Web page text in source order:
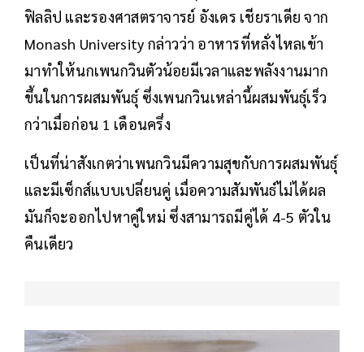
ฟิลลิป และรองศาสตราจารย์ อังเดร เชียราเดีย จาก
Monash University กล่าวว่า อาหารที่หลั่งไหลเข้า
มาทำให้นกเพนกวินตัวน้อยมีเวลาและพลังงานมาก
ขึ้นในการผสมพันธุ์ ซึ่งเพนกวินเหล่านี้ผสมพันธุ์เร็ว
กว่าเมื่อก่อน 1 เดือนครึ่ง
เป็นที่น่าสังเกตว่าเพนกวินมีความสุขกับการผสมพันธุ์
และมีเซ็กส์แบบเปลี่ยนคู่ เมื่อความสัมพันธ์ไม่ได้ผล
มันก็จะออกไปหาคู่ใหม่ ซึ่งสามารถมีคู่ได้ 4-5 ตัวใน
คืนเดียว